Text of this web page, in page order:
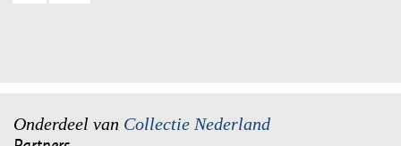
Onderdeel van Collectie Nederland